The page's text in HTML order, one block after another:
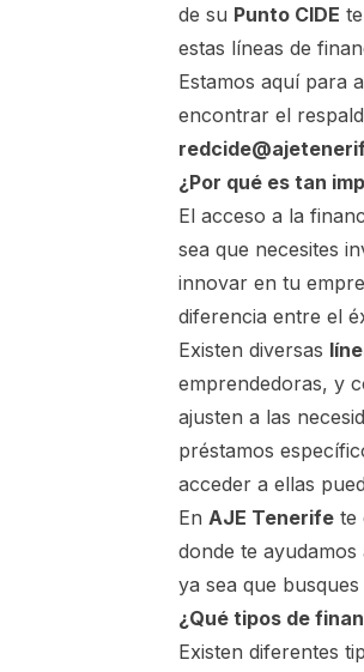
de su Punto CIDE
estas líneas de
Estamos aquí para
encontrar el
¿Por qué es tan
El acceso a la
sea que necesites
innovar en tu
diferencia entre el
Existen diversas
emprendedoras, y
ajusten a las
préstamos
acceder a ellas
En AJE Tenerife te
donde te
ya sea que
¿Qué tipos de
Existen diferentes